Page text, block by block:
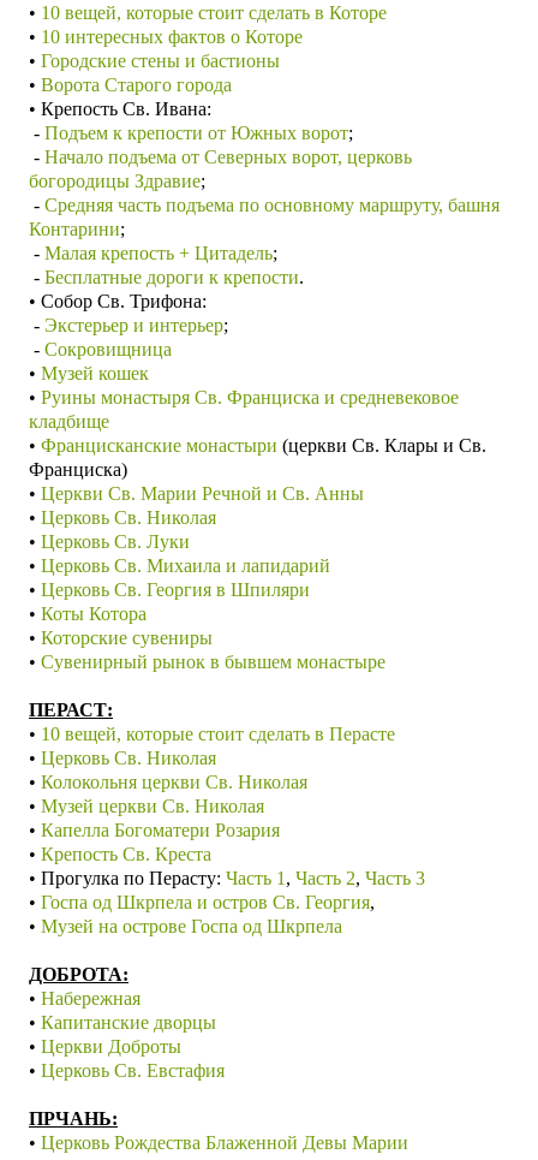
• 10 вещей, которые стоит сделать в Которе
• 10 интересных фактов о Которе
• Городские стены и бастионы
• Ворота Старого города
• Крепость Св. Ивана:
- Подъем к крепости от Южных ворот;
- Начало подъема от Северных ворот, церковь
богородицы Здравие;
- Средняя часть подъема по основному маршруту, башня
Контарини;
- Малая крепость + Цитадель;
- Бесплатные дороги к крепости.
• Собор Св. Трифона:
- Экстерьер и интерьер;
- Сокровищница
• Музей кошек
• Руины монастыря Св. Франциска и средневековое
кладбище
• Францисканские монастыри (церкви Св. Клары и Св.
Франциска)
• Церкви Св. Марии Речной и Св. Анны
• Церковь Св. Николая
• Церковь Св. Луки
• Церковь Св. Михаила и лапидарий
• Церковь Св. Георгия в Шпиляри
• Коты Котора
• Которские сувениры
• Сувенирный рынок в бывшем монастыре
ПЕРАСТ:
• 10 вещей, которые стоит сделать в Перасте
• Церковь Св. Николая
• Колокольня церкви Св. Николая
• Музей церкви Св. Николая
• Капелла Богоматери Розария
• Крепость Св. Креста
• Прогулка по Перасту: Часть 1 , Часть 2, Часть 3
• Госпа од Шкрпела и остров Св. Георгия,
• Музей на острове Госпа од Шкрпела
ДОБРОТА:
• Набережная
• Капитанские дворцы
• Церкви Доброты
• Церковь Св. Евстафия
ПРЧАНЬ:
• Церковь Рождества Блаженной Девы Марии